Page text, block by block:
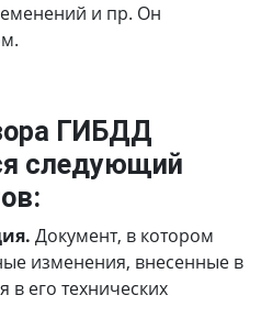
и пр. Он
ГИБДД
следующий
Документ, в котором
изменения, внесенные в
его технических